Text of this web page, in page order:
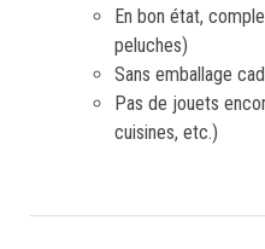
En bon état,
peluches)
Sans emballage
Pas de jouets
cuisines, etc.)